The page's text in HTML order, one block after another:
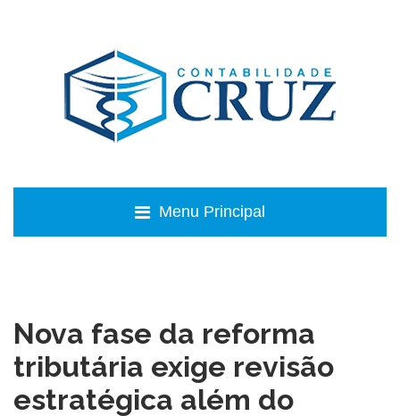
Menu Principal
Nova fase da reforma
tributária exige revisão
estratégica além do